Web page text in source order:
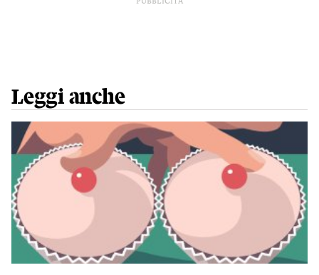
PUBBLICITÀ
Leggi anche